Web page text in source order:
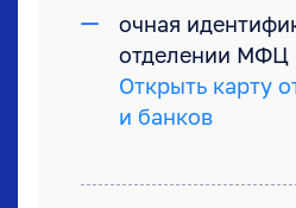
очная
отделении МФЦ
Открыть карту
и банков